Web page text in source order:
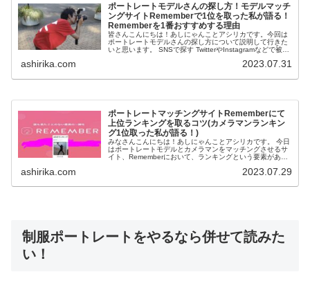
ポートレートモデルさんの探し方！モデルマッチ
ングサイトRememberで1位を取った私が語る！
Rememberを1番おすすめする理由
皆さんこんにちは！あしにゃんことアシリカです。今回は
ポートレートモデルさんの探し方について説明して行きた
いと思います。 SNSで探す TwitterやInstagramなどで被写
ashirika.com 2023.07.31
ポートレートマッチングサイトRememberにて
上位ランキングを取るコツ(カメラマンランキン
グ1位取った私が語る！)
みなさんこんにちは！あしにゃんことアシリカです。 今日
はポートレートモデルとカメラマンをマッチングさせるサ
イト、Rememberにおいて、ランキングという要素があり
ashirika.com 2023.07.29
制服ポートレートをやるなら併せて読みた
い！